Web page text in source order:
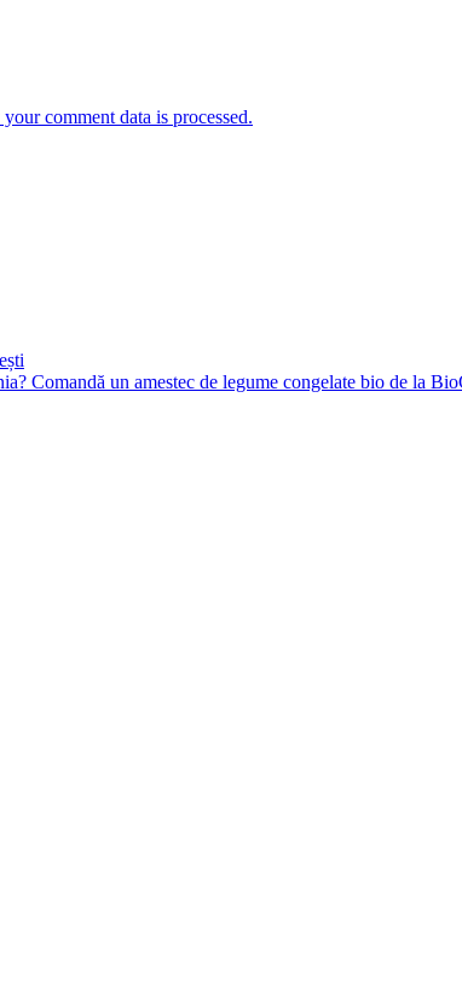
comment data is processed.
Comandă un amestec de legume congelate bio de la